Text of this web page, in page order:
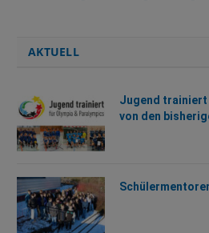
AKTUELL
Jugend trainiert
von den